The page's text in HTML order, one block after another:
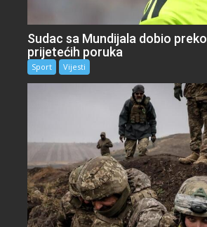
Sudac sa Mundijala dobio
prijetećih poruka
Sport Vijesti